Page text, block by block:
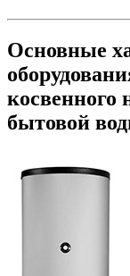
Основные
косвенного
бытовой